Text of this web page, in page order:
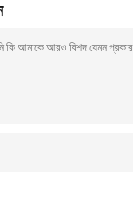
কি আমাকে আরও বিশদ যেমন